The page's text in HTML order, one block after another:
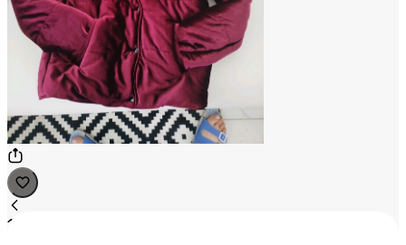
1